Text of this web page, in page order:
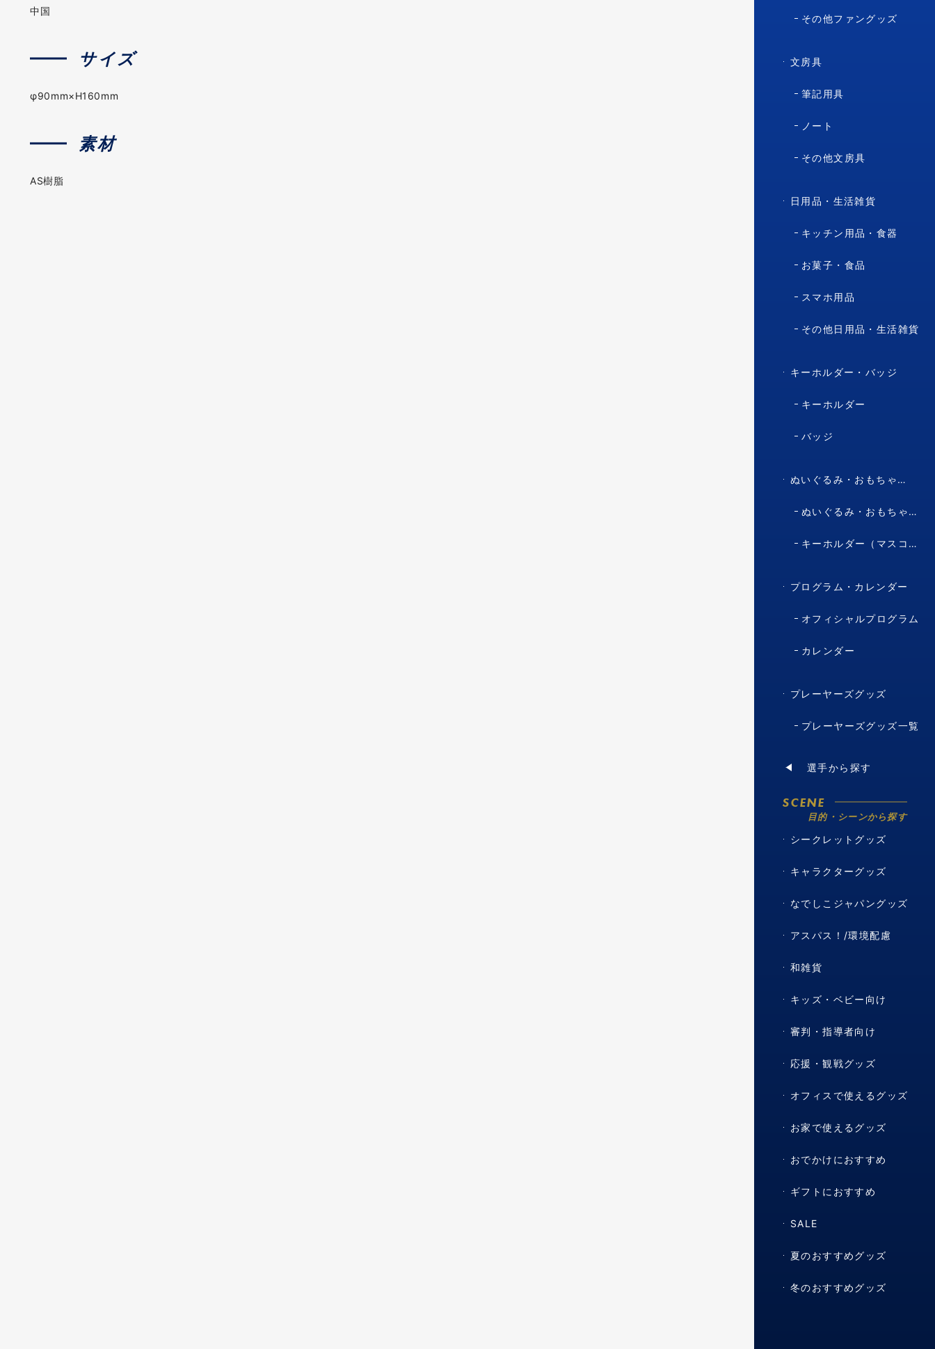
中国
サイズ
φ90mm×H160mm
素材
AS樹脂
その他ファングッズ
文房具
筆記用具
ノート
その他文房具
日用品・生活雑貨
キッチン用品・食器
お菓子・食品
スマホ用品
その他日用品・生活雑貨
キーホルダー・バッジ
キーホルダー
バッジ
ぬいぐるみ・おもちゃ・マスコット・キャラクター
ぬいぐるみ・おもちゃ（マスコット・キャラクター）
キーホルダー（マスコット・キャラクター）
プログラム・カレンダー
オフィシャルプログラム
カレンダー
プレーヤーズグッズ
プレーヤーズグッズ一覧
選手から探す
SCENE
目的・シーンから探す
シークレットグッズ
キャラクターグッズ
なでしこジャパングッズ
アスパス！/環境配慮
和雑貨
キッズ・ベビー向け
審判・指導者向け
応援・観戦グッズ
オフィスで使えるグッズ
お家で使えるグッズ
おでかけにおすすめ
ギフトにおすすめ
SALE
夏のおすすめグッズ
冬のおすすめグッズ